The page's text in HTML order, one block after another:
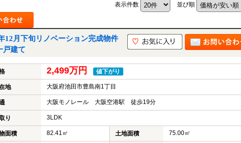
表示件数 並び順
月下旬リノベーション完成物件
戸建て
2,499万円 値下がり
地 大阪府池田市豊島南1丁目
大阪モノレール 大阪空港駅 徒歩19分
り 3LDK
面積 82.41㎡ 土地面積 75.00㎡